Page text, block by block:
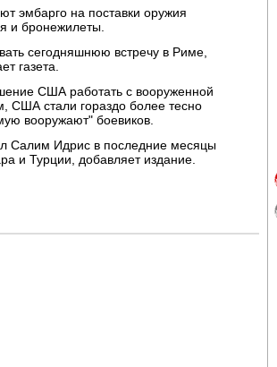
эмбарго на поставки оружия
и бронежилеты.
сегодняшнюю встречу в Риме,
газета.
США работать с вооруженной
США стали гораздо более тесно
вооружают" боевиков.
Салим Идрис в последние месяцы
и Турции, добавляет издание.